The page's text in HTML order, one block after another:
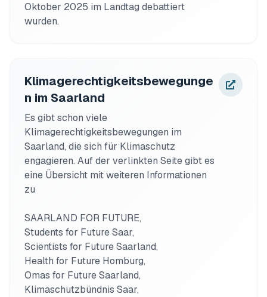
Oktober 2025 im Landtag debattiert
wurden.
Klimagerechtigkeitsbewegunge
n im Saarland
Es gibt schon viele
Klimagerechtigkeitsbewegungen im
Saarland, die sich für Klimaschutz
engagieren. Auf der verlinkten Seite gibt es
eine Übersicht mit weiteren Informationen
zu
SAARLAND FOR FUTURE,
Students for Future Saar,
Scientists for Future Saarland,
Health for Future Homburg,
Omas for Future Saarland,
Klimaschutzbündnis Saar,